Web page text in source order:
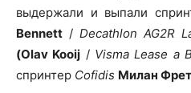
выдержали и выпали
Bennett / Decathlon AG2R
(Olav Kooij / Visma Lease a
спринтер Cofidis Милан